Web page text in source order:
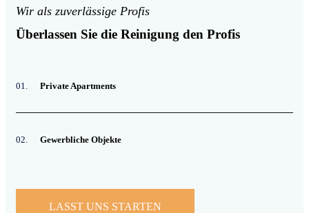
Wir als zuverlässige Profis
Überlassen Sie die Reinigung den Profis
01. Private Apartments
02. Gewerbliche Objekte
LASST UNS STARTEN